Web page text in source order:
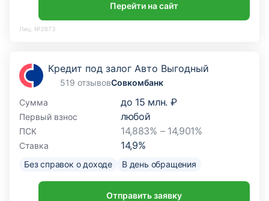
Перейти на сайт
Лиц. №2673
Кредит под залог Авто Выгодный
519 отзывовСовкомбанк
Сумма
до 15 млн. ₽
Первый взнос любой
ПСК 14,883% – 14,901%
Ставка 14,9%
Без справок о доходе В день обращения
Отправить заявку